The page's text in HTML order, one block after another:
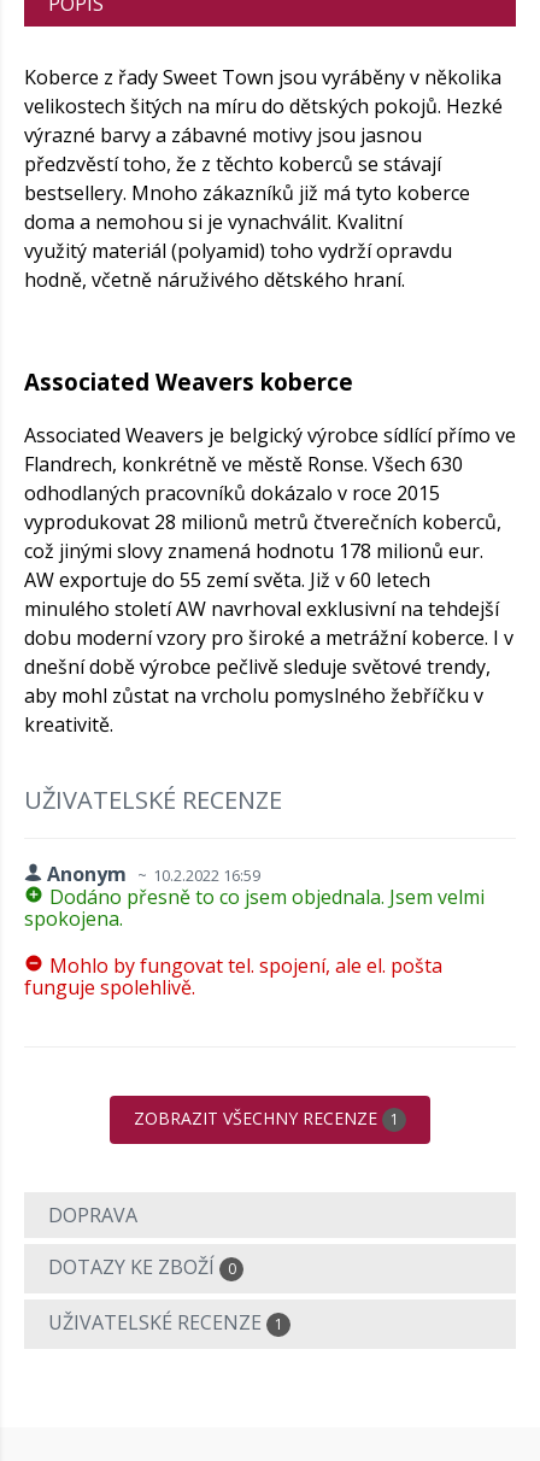
Koberce z řady Sweet Town jsou vyráběny v několika
velikostech šitých na míru do dětských pokojů. Hezké
výrazné barvy a zábavné motivy jsou jasnou
předzvěstí toho, že z těchto koberců se stávají
bestsellery. Mnoho zákazníků již má tyto koberce
doma a nemohou si je vynachválit. Kvalitní
využitý materiál (polyamid) toho vydrží opravdu
hodně, včetně náruživého dětského hraní.
Associated Weavers koberce
Associated Weavers je belgický výrobce sídlící přímo ve
Flandrech, konkrétně ve městě Ronse. Všech 630
odhodlaných pracovníků dokázalo v roce 2015
vyprodukovat 28 milionů metrů čtverečních koberců,
což jinými slovy znamená hodnotu 178 milionů eur.
AW exportuje do 55 zemí světa. Již v 60 letech
minulého století AW navrhoval exklusivní na tehdejší
dobu moderní vzory pro široké a metrážní koberce. I v
dnešní době výrobce pečlivě sleduje světové trendy,
aby mohl zůstat na vrcholu pomyslného žebříčku v
kreativitě.
UŽIVATELSKÉ RECENZE
Anonym 10.2.2022 16:59
Dodáno přesně to co jsem objednala. Jsem velmi
spokojena.
Mohlo by fungovat tel. spojení, ale el. pošta
funguje spolehlivě.
ZOBRAZIT VŠECHNY RECENZE 1
DOPRAVA
DOTAZY KE ZBOŽÍ
0
UŽIVATELSKÉ RECENZE 1